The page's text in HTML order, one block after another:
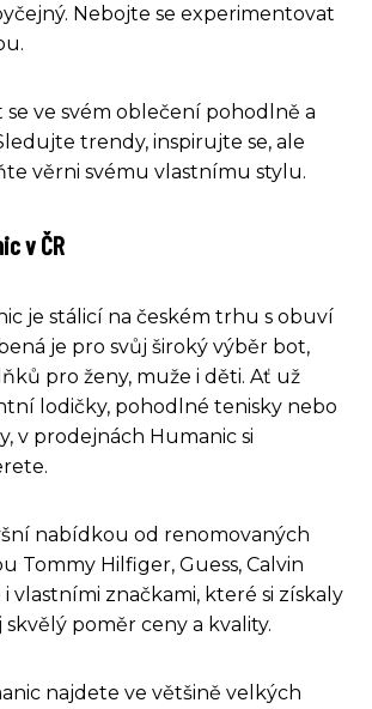
Nebojte se experimentovat
ve svém oblečení pohodlně a
trendy, inspirujte se, ale
věrni svému vlastnímu stylu.
v ČR
je stálicí na českém trhu s obuví
je pro svůj široký výběr bot,
pro ženy, muže i děti. Ať už
lodičky, pohodlné tenisky nebo
v prodejnách Humanic si
nabídkou od renomovaných
Tommy Hilfiger, Guess, Calvin
i vlastními značkami, které si získaly
poměr ceny a kvality.
najdete ve většině velkých